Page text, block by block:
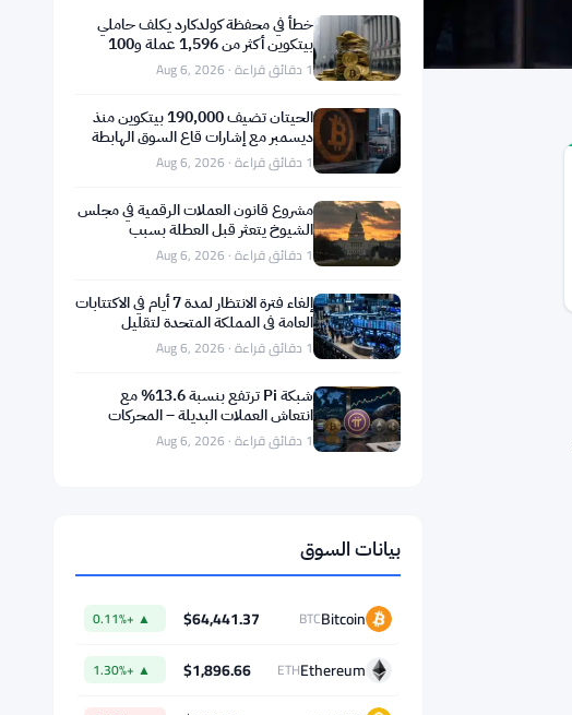
خطأ في محفظة كولدكارد يكلف حاملي
مليون دولار
1 دقائق قراءة · Aug 6, 2026
الحيتان تضيف 190,000 بيتكوين منذ
1 دقائق قراءة · Aug 6, 2026
مشروع قانون العملات الرقمية في مجلس
العامة في المملكة المتحدة لتقليل
التكاليف
1 دقائق قراءة · Aug 6, 2026
شبكة Pi ترتفع بنسبة 13.6% مع
اليومية 6 أغسطس
1 دقائق قراءة · Aug 6, 2026